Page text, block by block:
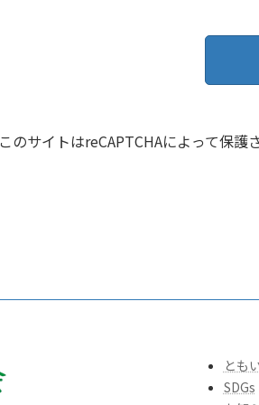
このサイトはreCAPTCHAによって保護
とも
SDGs